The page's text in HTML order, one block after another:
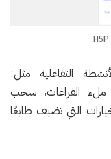
التفاعلية مثل:
ملء الفراغات، سحب
التي تضيف طابعًا